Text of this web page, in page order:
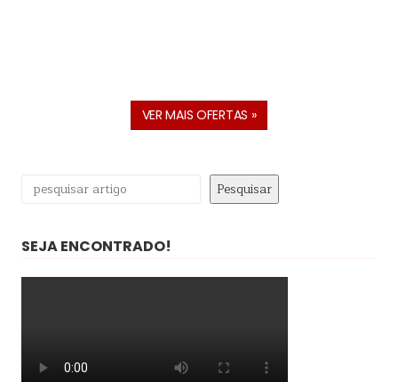
VER MAIS OFERTAS »
Pesquisar Pesquisar
SEJA ENCONTRADO!